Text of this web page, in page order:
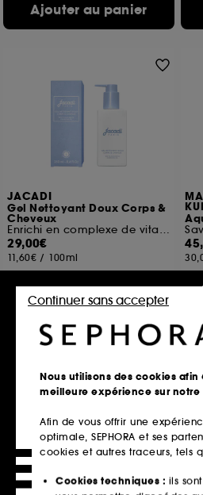
Ajouter au panier
JACADI
Gel Nettoyant Doux Corps &
Cheveux
Enrichi en complexe de vitamines B5 & E
29,00€
11,60€ / 100ml
Ajouter au panier
Nous utilisons des cookies afin
meilleure expérience sur notre
Afin de vous offrir une
optimale, SEPHORA et ses
cookies et autres traceurs, tels
Cookies techniques : ils
Continuer sans accepter